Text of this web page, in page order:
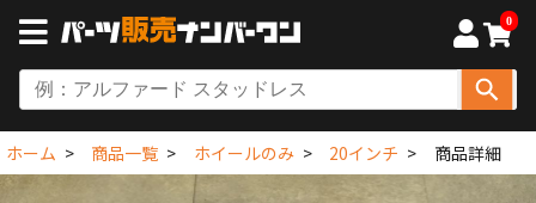
0
ホーム 商品一覧 ホイールのみ 20インチ 商品詳細